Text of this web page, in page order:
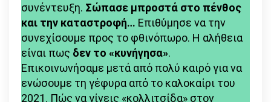
συνέντευξη. Σώπασε μπροστά στο πένθος
και την καταστροφή… Επιθύμησε να την
συνεχίσουμε προς το φθινόπωρο. Η αλήθεια
είναι πως δεν το «κυνήγησα».
Επικοινωνήσαμε μετά από πολύ καιρό για να
ενώσουμε τη γέφυρα από το καλοκαίρι του
2021. Πώς να γίνεις «κολλιτσίδα» στον